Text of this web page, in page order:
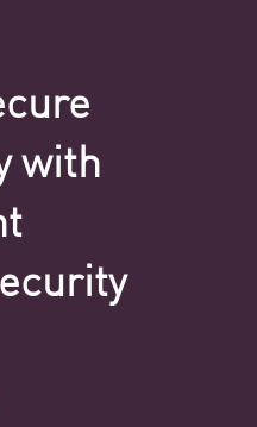
with